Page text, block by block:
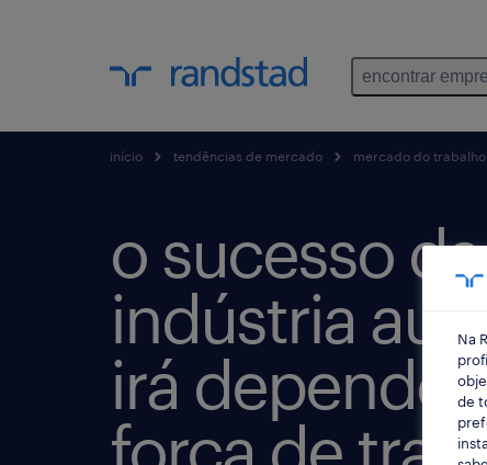
encontrar
início tendências de mercado mercado do trabalho
o sucesso da
indústria
irá depender
força de
Na
de